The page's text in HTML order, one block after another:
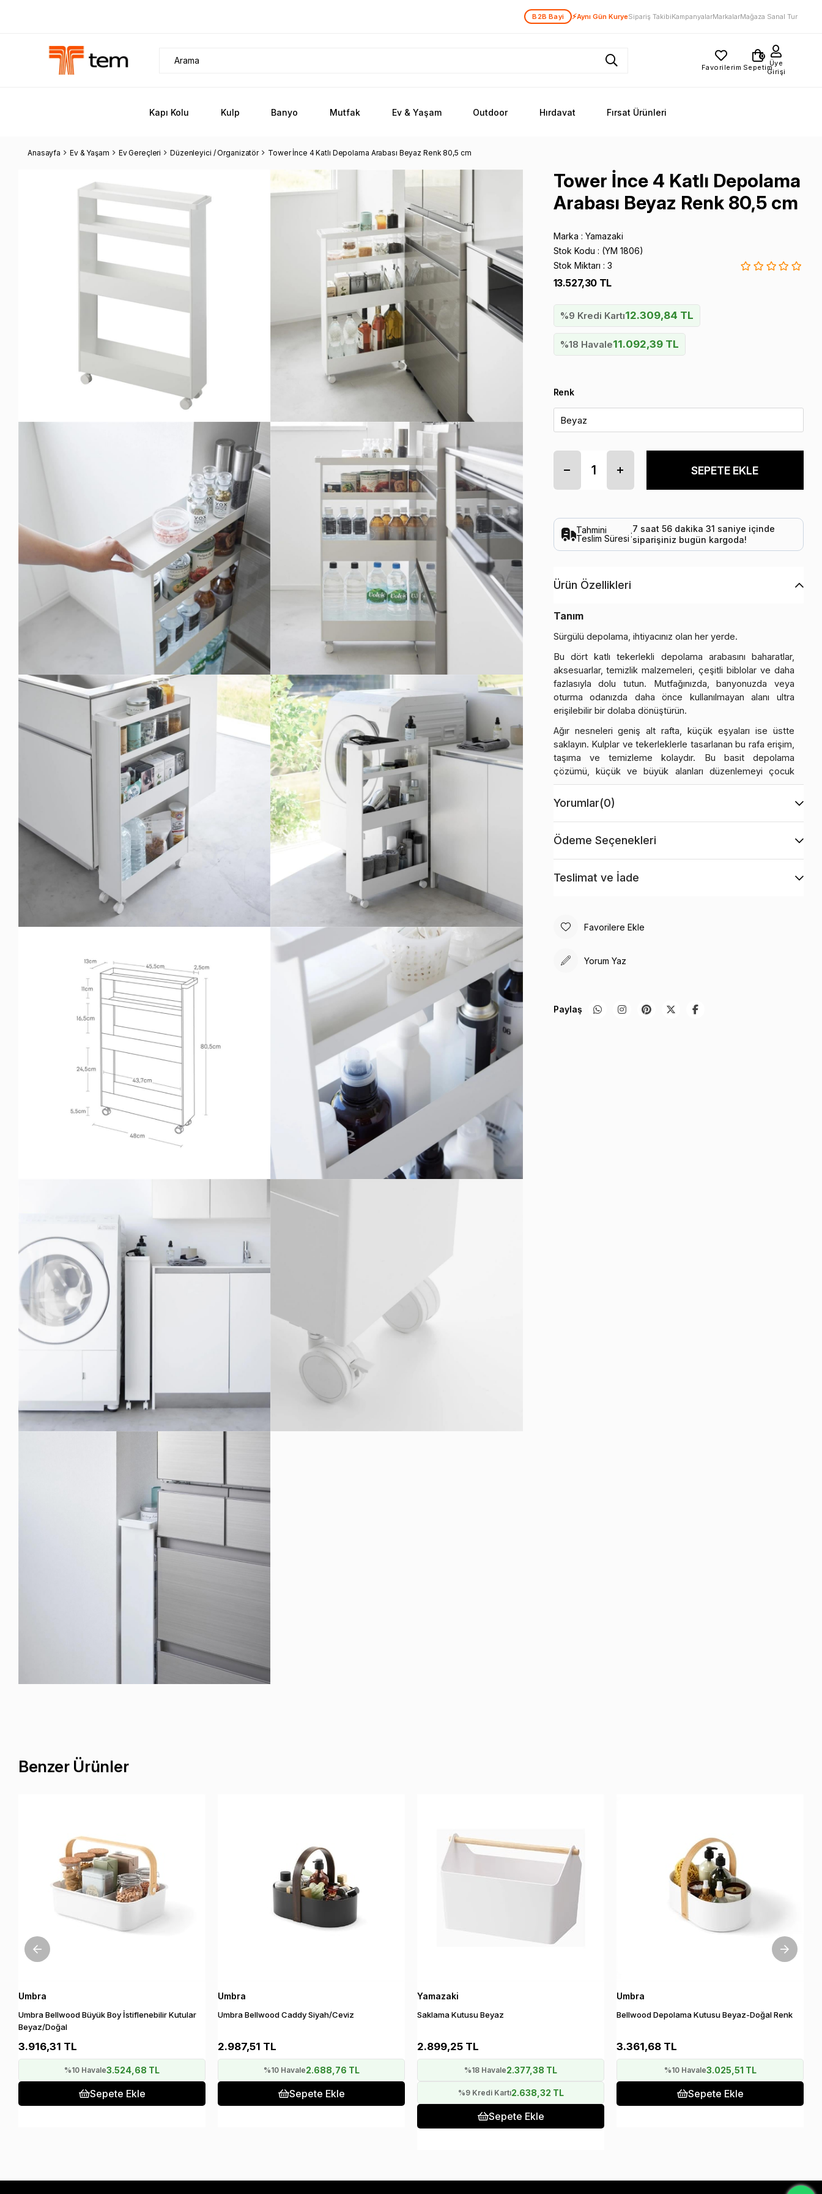
B2B Bayi ⚡Aynı Gün KuryeSipariş TakibiKampanyalarMarkalarMağaza Sanal Tur
Favorilerim Sepetim
0
Üye
Girişi
Kapı Kolu Kulp Banyo Mutfak Ev & Yaşam Outdoor Hırdavat Fırsat Ürünleri
Anasayfa Ev & Yaşam Ev Gereçleri Düzenleyici / Organizatör Tower İnce 4 Katlı Depolama Arabası Beyaz Renk 80,5 cm
Tower İnce 4 Katlı Depolama
Arabası Beyaz Renk 80,5 cm
Marka : Yamazaki
Stok Kodu
(YM 1806)
Stok Miktarı : 3
13.527,30 TL
%9 Kredi Kartı12.309,84 TL
%18 Havale11.092,39 TL
Renk
Tahmini
Teslim Süresi:
7 saat 56dakika 30 saniyeiçinde
siparişiniz bugün kargoda!
Ürün Özellikleri
Tanım
Sürgülü depolama, ihtiyacınız olan her yerde.
Bu dört katlı tekerlekli depolama arabasını baharatlar,
aksesuarlar, temizlik malzemeleri, çeşitli biblolar ve daha
fazlasıyla dolu tutun. Mutfağınızda, banyonuzda veya
oturma odanızda daha önce kullanılmayan alanı ultra
erişilebilir bir dolaba dönüştürün.
Ağır nesneleri geniş alt rafta, küçük eşyaları ise üstte
saklayın. Kulplar ve tekerleklerle tasarlanan bu rafa erişim,
taşıma ve temizleme kolaydır. Bu basit depolama
çözümü, küçük ve büyük alanları düzenlemeyi çocuk
oyuncağı haline getirir.
Bu dar depolama arabasıyla kullanılmayan alanlardan
rahatça sığacak şekilde tasarlanmıştır.
Boyutlar: U 18,9 x G 5,12 x Y 31,7 inç
Yük Kapasitesi: Üst raf: 2,2 lbs. | Üst orta raf: 8,8 lbs. | Alt
Yorumlar(0)
Ödeme Seçenekleri
Teslimat ve İade
Favorilere Ekle
Yorum Yaz
Paylaş
Benzer Ürünler
Umbra
Umbra Bellwood Büyük Boy İstiflenebilir Kutular
Beyaz/Doğal
3.916,31 TL
%10 Havale3.524,68 TL
Sepete Ekle
Umbra
Umbra Bellwood Caddy Siyah/Ceviz
2.987,51 TL
%10 Havale2.688,76 TL
Sepete Ekle
Yamazaki
Saklama Kutusu Beyaz
2.899,25 TL
%18 Havale2.377,38 TL
%9 Kredi Kartı2.638,32 TL
Sepete Ekle
Umbra
Bellwood Depolama Kutusu Beyaz-Doğal Renk
3.361,68 TL
%10 Havale3.025,51 TL
Sepete Ekle